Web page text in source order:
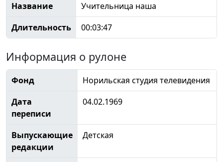
Название
Учительница наша
Длительность
00:03:47
Информация о рулоне
Фонд
Норильская студия телевидения
Дата
переписи
04.02.1969
Выпускающие
редакции
Детская